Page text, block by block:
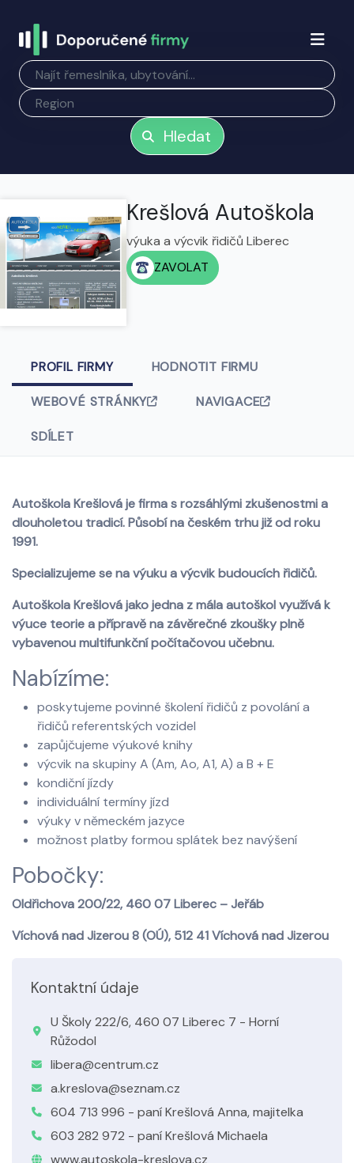
Hledat
Krešlová Autoškola
výuka a výcvik řidičů Liberec
ZAVOLAT
PROFIL FIRMY HODNOTIT FIRMU
WEBOVÉ STRÁNKY NAVIGACE
SDÍLET
Autoškola Krešlová je firma s rozsáhlými zkušenostmi a
dlouholetou tradicí. Působí na českém trhu již od roku
1991.
Specializujeme se na výuku a výcvik budoucích řidičů.
Autoškola Krešlová jako jedna z mála autoškol využívá k
výuce teorie a přípravě na závěrečné zkoušky plně
vybavenou multifunkční počítačovou učebnu.
Nabízíme:
poskytujeme povinné školení řidičů z povolání a
řidičů referentských vozidel
zapůjčujeme výukové knihy
výcvik na skupiny A (Am, Ao, A1, A) a B + E
kondiční jízdy
individuální termíny jízd
výuky v německém jazyce
možnost platby formou splátek bez navýšení
Pobočky:
Oldřichova 200/22, 460 07 Liberec – Jeřáb
Víchová nad Jizerou 8 (OÚ), 512 41 Víchová nad Jizerou
Kontaktní údaje
U Školy 222/6, 460 07 Liberec 7 - Horní
Růžodol
libera@centrum.cz
a.kreslova@seznam.cz
604 713 996 - paní Krešlová Anna, majitelka
603 282 972 - paní Krešlová Michaela
www.autoskola-kreslova.cz